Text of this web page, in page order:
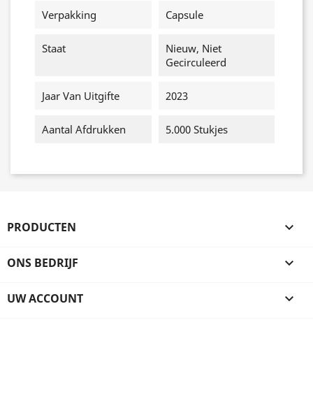
Verpakking Capsule
Staat
Nieuw, Niet
Gecirculeerd
Jaar Van Uitgifte 2023
Aantal Afdrukken 5.000 Stukjes
PRODUCTEN 
ONS BEDRIJF 
UW ACCOUNT 